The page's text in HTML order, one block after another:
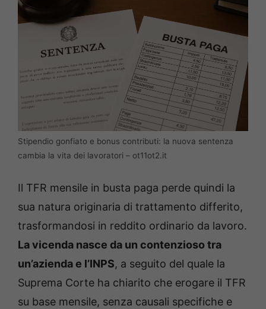
Stipendio gonfiato e bonus contributi: la nuova sentenza
cambia la vita dei lavoratori – ot11ot2.it
Il TFR mensile in busta paga perde quindi la
sua natura originaria di trattamento differito,
trasformandosi in reddito ordinario da lavoro.
La vicenda nasce da un contenzioso tra
un’azienda e l’INPS, a seguito del quale la
Suprema Corte ha chiarito che erogare il TFR
su base mensile, senza causali specifiche e